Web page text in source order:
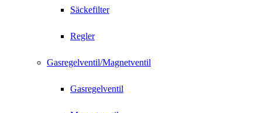
Säckefilter
Regler
Gasregelventil/Magnetventil
Gasregelventil